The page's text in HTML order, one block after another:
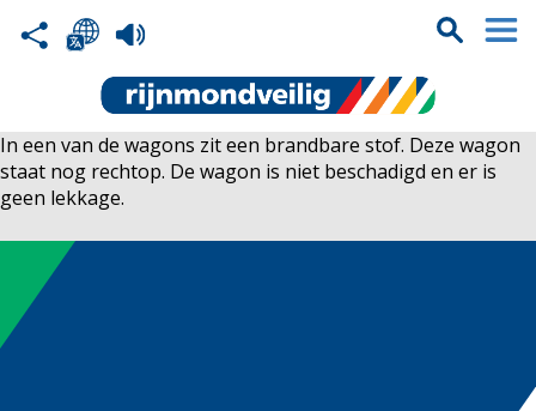
In een van de wagons zit een brandbare stof. Deze wagon
staat nog rechtop. De wagon is niet beschadigd en er is
geen lekkage.